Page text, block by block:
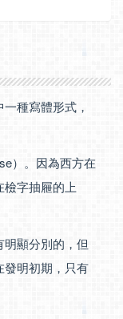
種寫體形式，
）。因為西方在
字抽屜的上
顯分別的，但
發明初期，只有